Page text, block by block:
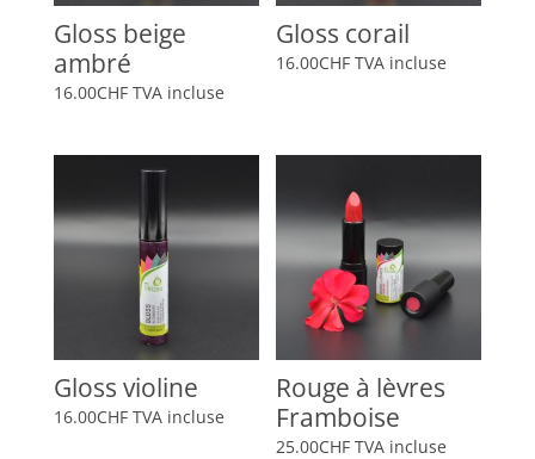
Gloss beige
ambré
16.00CHF TVA incluse
Gloss corail
16.00CHF TVA incluse
Gloss violine
16.00CHF TVA incluse
Rouge à lèvres
Framboise
25.00CHF TVA incluse